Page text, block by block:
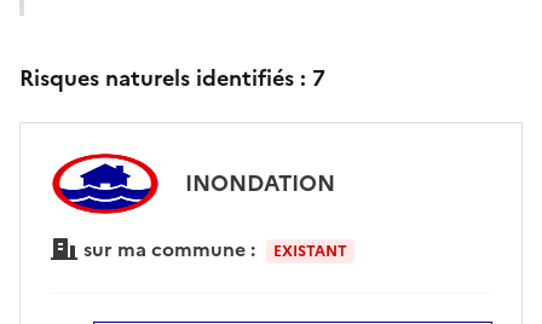
Risques naturels identifiés : 7
INONDATION
sur ma commune : EXISTANT